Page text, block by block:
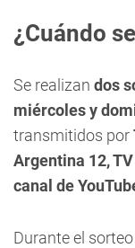
¿Cuándo
Se realizan dos
miércoles y
transmitidos por
Argentina 12,
canal de
Durante el